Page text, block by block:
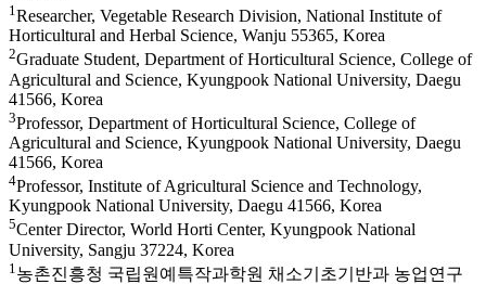
1 Researcher, Vegetable Research Division, National Institute of
Horticultural and Herbal Science, Wanju 55365, Korea
2Graduate Student, Department of Horticultural Science, College of
Agricultural and Science, Kyungpook National University, Daegu
41566, Korea
3Professor, Department of Horticultural Science, College of
Agricultural and Science, Kyungpook National University, Daegu
41566, Korea
4Professor, Institute of Agricultural Science and Technology,
Kyungpook National University, Daegu 41566, Korea
5Center Director, World Horti Center, Kyungpook National
University, Sangju 37224, Korea
1 농촌진흥청 국립원예특작과학원 채소기초기반과 농업연구